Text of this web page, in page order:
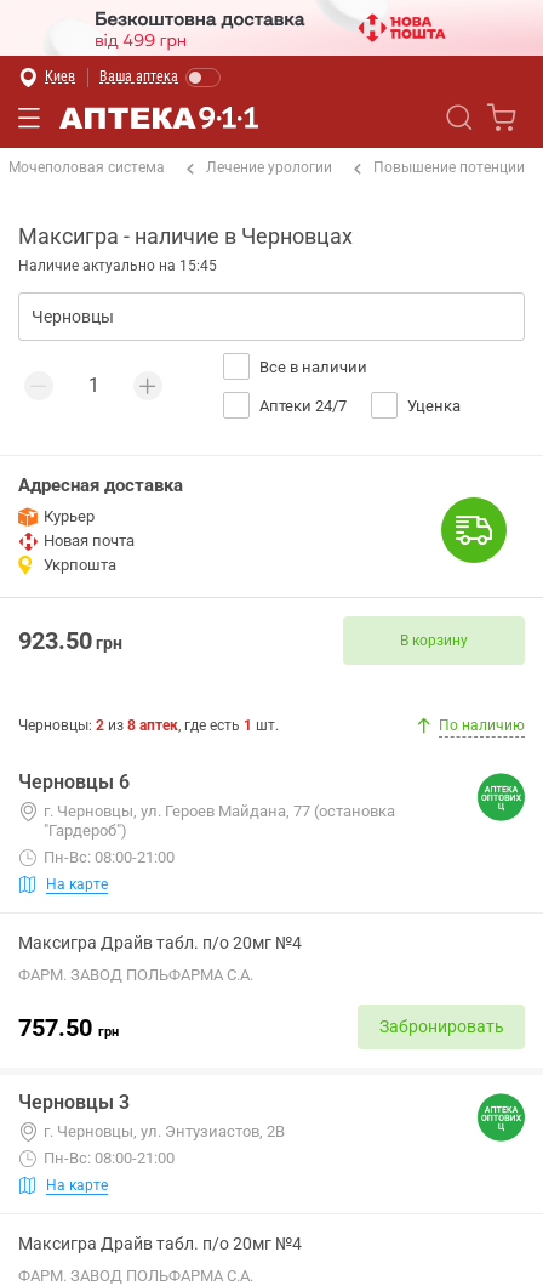
Киев Ваша аптека
Мочеполовая система Лечение урологии Повышение потенции
Максигра - наличие в Черновцах
Наличие актуально на 15:45
Все в наличии
Аптеки 24/7 Уценка
Адресная доставка
Курьер
Новая почта
Укрпошта
923.50грн В корзину
Черновцы: 2 из 8 аптек, где есть 1 шт. По наличию
Черновцы 6
г. Черновцы, ул. Героев Майдана, 77 (остановка
"Гардероб")
Пн-Вс: 08:00-21:00
На карте
Максигра Драйв табл. п/о 20мг №4
ФАРМ. ЗАВОД ПОЛЬФАРМА С.А.
757.50 грн Забронировать
Черновцы 3
г. Черновцы, ул. Энтузиастов, 2В
Пн-Вс: 08:00-21:00
На карте
Максигра Драйв табл. п/о 20мг №4
ФАРМ. ЗАВОД ПОЛЬФАРМА С.А.